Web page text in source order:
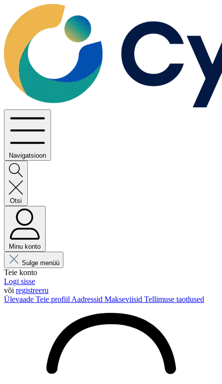
Navigatsioon
Otsi
Minu konto
Sulge menüü
Teie konto
Logi sisse
või registreeru
Ülevaade Teie profiil Aadressid Makseviisid Tellimuse taotlused